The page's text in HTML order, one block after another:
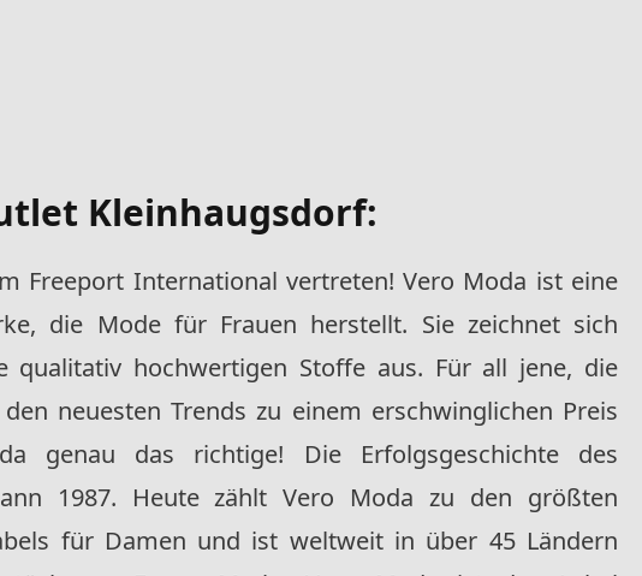
Kleinhaugsdorf:
Freeport International vertreten! Vero Moda ist eine
die Mode für Frauen herstellt. Sie zeichnet sich
qualitativ hochwertigen Stoffe aus. Für all jene, die
neuesten Trends zu einem erschwinglichen Preis
genau das richtige! Die Erfolgsgeschichte des
1987. Heute zählt Vero Moda zu den größten
für Damen und ist weltweit in über 45 Ländern